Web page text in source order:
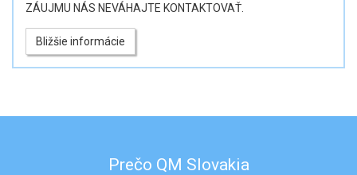
ZÁUJMU NÁS NEVÁHAJTE KONTAKTOVAŤ.
Bližšie informácie
Prečo QM Slovakia